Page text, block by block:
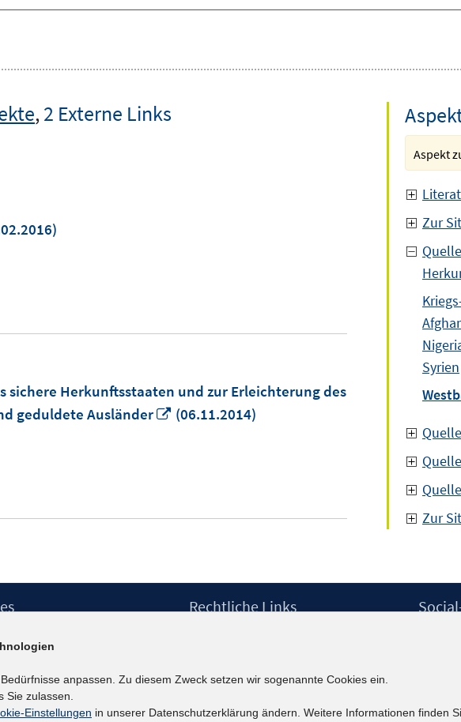
,2 Externe Links
sichere Herkunftsstaaten und zur Erleichterung des
geduldete Ausländer
In
(06.11.2014)
Aspekt
Zur
Syrien
Zur
Rechtliche Links
Erklärung zur Barrierefreiheit
kununu
anpassen. Zu diesem Zweck setzen wir sogenannte Cookies ein.
Sie zulassen.
Einstellungen in unserer Datenschutzerklärung ändern. Weitere Informationen finden